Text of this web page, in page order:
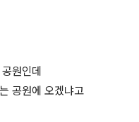
원인데
공원에 오겠냐고